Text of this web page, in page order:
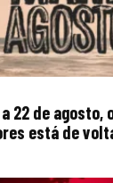
a 22 de
está de